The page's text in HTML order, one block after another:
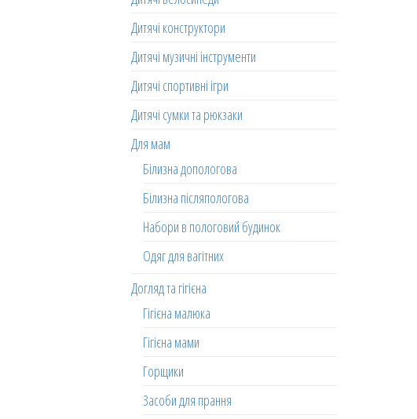
Дитячі конструктори
Дитячі музичні інструменти
Дитячі спортивні ігри
Дитячі сумки та рюкзаки
Для мам
Білизна допологова
Білизна післяпологова
Набори в пологовий будинок
Одяг для вагітних
Догляд та гігієна
Гігієна малюка
Гігієна мами
Горщики
Засоби для прання